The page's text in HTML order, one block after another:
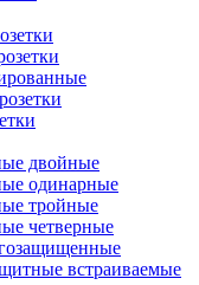
двойные
одинарные
тройные
четверные
встраиваемые